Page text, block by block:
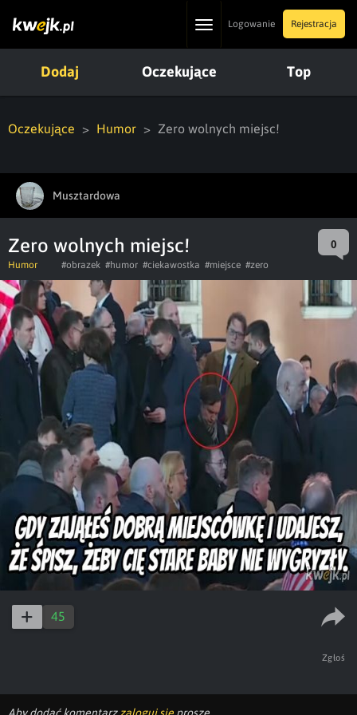
ToggleLogowanie Rejestracja
Dodaj Oczekujące Top
Oczekujące Humor Zero wolnych miejsc!
Musztardowa
Zero wolnych miejsc! 0
Humor #obrazek #humor #ciekawostka #miejsce #zero
45
Zgłoś